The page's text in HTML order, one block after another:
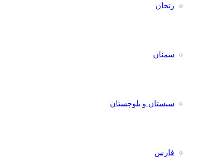
زنجان
سمنان
سیستان و بلوچستان
فارس